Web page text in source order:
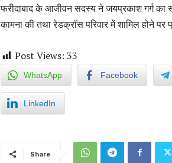
फरीदाबाद के आजीवन सदस्य ने जयप्रकाश गर्ग
कामना की तथा रेडक्रॉस परिवार में शामिल होने पर
Post Views: 33
WhatsApp Facebook
LinkedIn
Share